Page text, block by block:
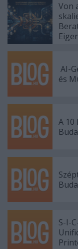
Von
AI-
és
A
S-I-